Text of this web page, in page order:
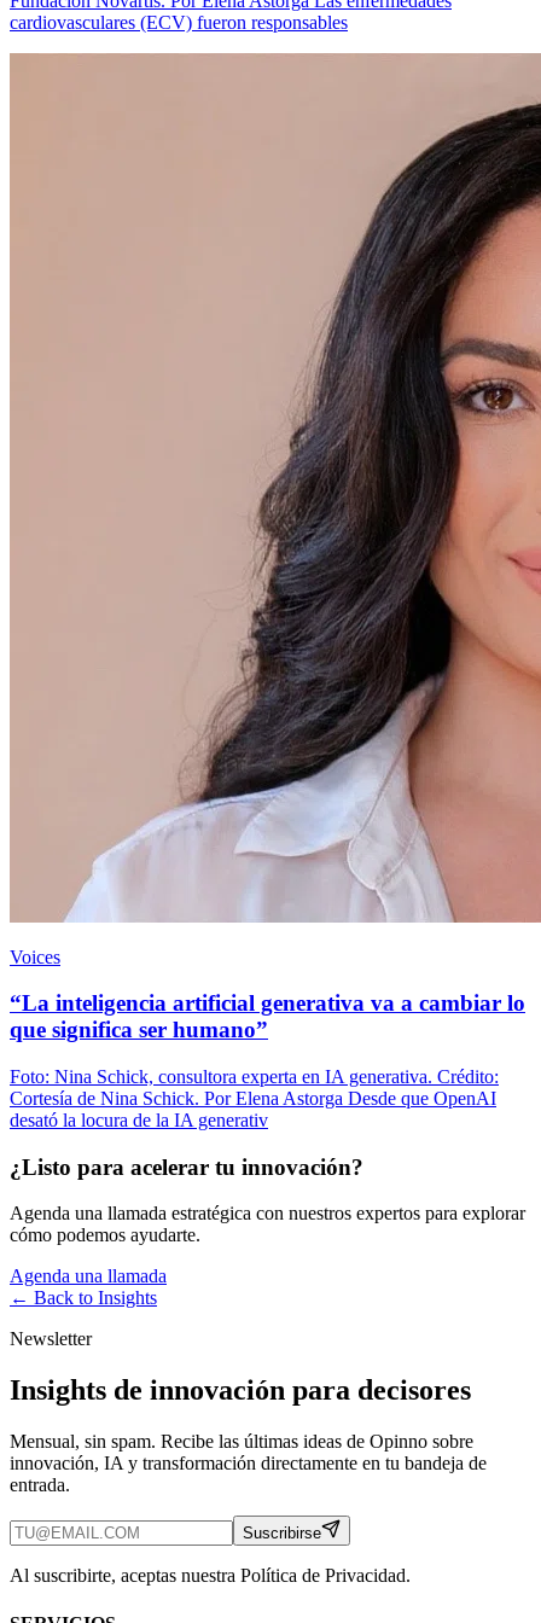
cardiovasculares (ECV) fueron responsables
Voices
“La inteligencia artificial generativa va a cambiar lo
que significa ser humano”
Foto: Nina Schick, consultora experta en IA generativa. Crédito:
Cortesía de Nina Schick. Por Elena Astorga Desde que OpenAI
desató la locura de la IA generativ
¿Listo para acelerar tu innovación?
Agenda una llamada estratégica con nuestros expertos para explorar
cómo podemos ayudarte.
Agenda una llamada
← Back to Insights
Newsletter
Insights de innovación para decisores
Mensual, sin spam. Recibe las últimas ideas de Opinno sobre
innovación, IA y transformación directamente en tu bandeja de
entrada.
Suscribirse
Al suscribirte, aceptas nuestra Política de Privacidad.